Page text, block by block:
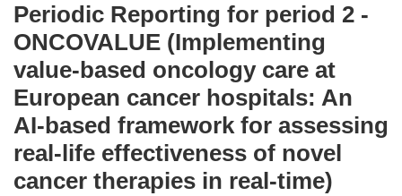
Periodic Reporting for period 2 -
ONCOVALUE (Implementing
value-based oncology care at
European cancer hospitals: An
AI-based framework for assessing
real-life effectiveness of novel
cancer therapies in real-time)